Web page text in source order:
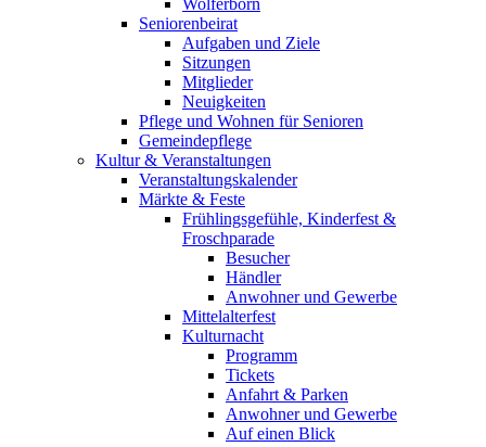
Wolferborn
Seniorenbeirat
Aufgaben und Ziele
Sitzungen
Mitglieder
Neuigkeiten
Pflege und Wohnen für Senioren
Gemeindepflege
Kultur & Veranstaltungen
Veranstaltungskalender
Märkte & Feste
Frühlingsgefühle, Kinderfest &
Froschparade
Besucher
Händler
Anwohner und Gewerbe
Mittelalterfest
Kulturnacht
Programm
Tickets
Anfahrt & Parken
Anwohner und Gewerbe
Auf einen Blick